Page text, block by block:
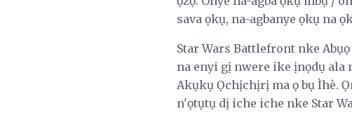
sava ọkụ, na-agbanye ọkụ na
Star Wars Battlefront nke
na enyi gị nwere ike ịnọdụ ala
Akụkụ Ọchịchịrị ma ọ bụ Ìhè.
n'ọtụtụ dị iche iche nke Star